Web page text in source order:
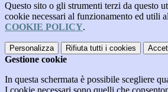
Questo sito o gli strumenti terzi da questo
cookie necessari al funzionamento ed utili
COOKIE POLICY.
Personalizza Rifiuta tutti i cookies
Gestione cookie
In questa schermata è possibile scegliere
I cookie necessari sono quelli che